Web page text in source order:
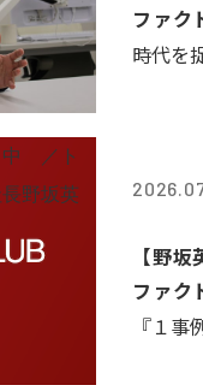
ファク
時代を
【野
ファク
『１